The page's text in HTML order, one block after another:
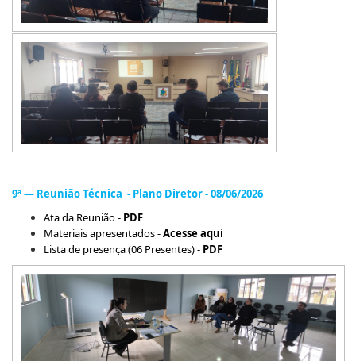
9ª — Reunião Técnica - Plano Diretor - 08/06/2026
Ata da Reunião - PDF
Materiais apresentados -Acesse aqui
Lista de presença (06 Presentes) - PDF